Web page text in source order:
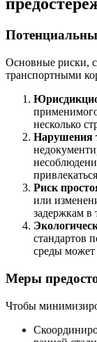
Основные риски,
транспортными
применимого
несколько
Нарушения
Риск
или
задержкам в
стандартов
среды может
Меры
Чтобы